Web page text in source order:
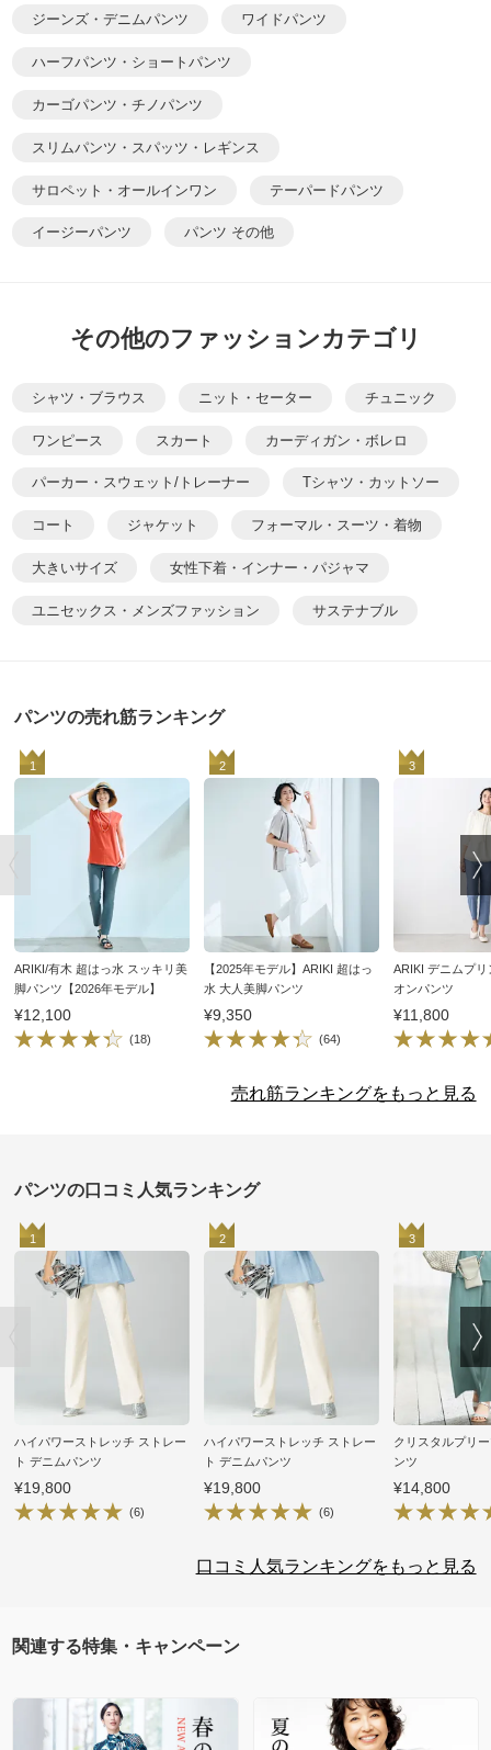
ジーンズ・デニムパンツ ワイドパンツ
ハーフパンツ・ショートパンツ
カーゴパンツ・チノパンツ
スリムパンツ・スパッツ・レギンス
サロペット・オールインワン テーパードパンツ
イージーパンツ パンツ その他
その他のファッションカテゴリ
シャツ・ブラウス ニット・セーター チュニック
ワンピース スカート カーディガン・ボレロ
パーカー・スウェット/トレーナー Tシャツ・カットソー
コート ジャケット フォーマル・スーツ・着物
大きいサイズ 女性下着・インナー・パジャマ
ユニセックス・メンズファッション サステナブル
パンツの売れ筋ランキング
1
ARIKI/有木 超はっ水 スッキリ美
脚パンツ【2026年モデル】
¥12,100
(18)
2
【2025年モデル】ARIKI 超はっ
水 大人美脚パンツ
¥9,350
(64)
3
ARIKI デニムプ
オンパンツ
¥11,800
売れ筋ランキングをもっと見る
パンツの口コミ人気ランキング
1
ハイパワーストレッチ ストレー
ト デニムパンツ
¥19,800
(6)
2
ハイパワーストレッチ ストレー
ト デニムパンツ
¥19,800
(6)
3
クリスタルプリ
ンツ
¥14,800
口コミ人気ランキングをもっと見る
関連する特集・キャンペーン